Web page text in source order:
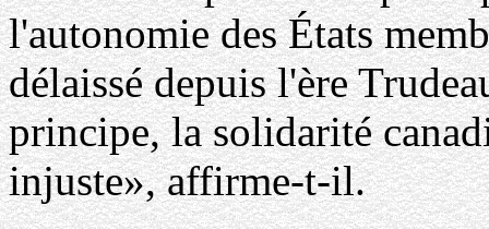
l'autonomie des États
délaissé depuis l'ère
principe, la solidarité
injuste», affirme-t-il.